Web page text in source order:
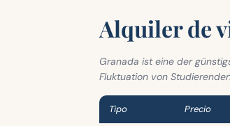
Alquiler de
Granada ist eine der
Fluktuation von
Tipo Precio